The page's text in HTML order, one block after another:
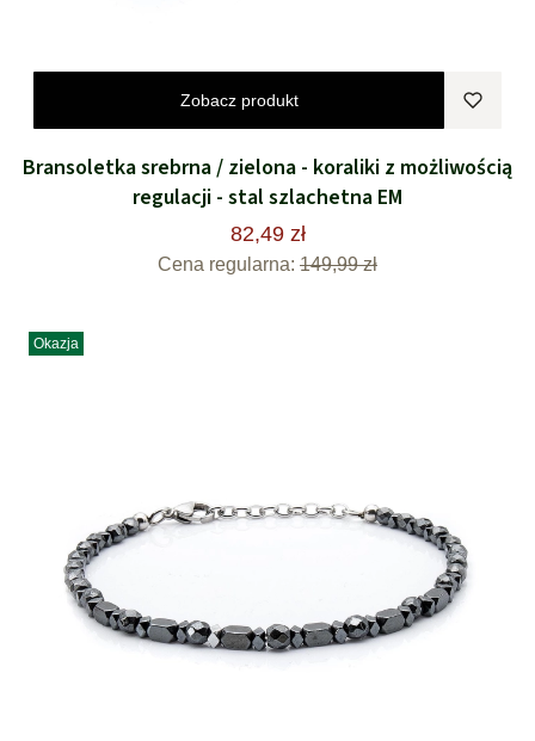
Zobacz produkt
Bransoletka srebrna / zielona - koraliki z możliwością
regulacji - stal szlachetna EM
82,49 zł
Cena regularna: 149,99 zł
Okazja